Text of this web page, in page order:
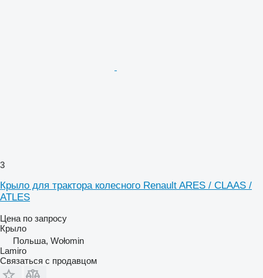
3
Крыло для трактора колесного Renault ARES / CLAAS /
ATLES
Цена по запросу
Крыло
Польша, Wołomin
Lamiro
Связаться с продавцом